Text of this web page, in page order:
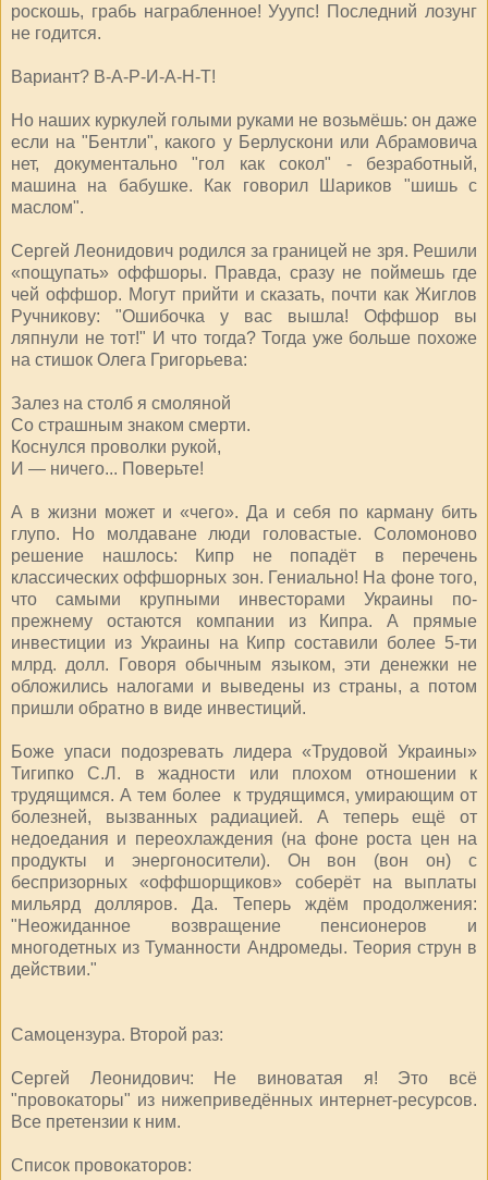
роскошь, грабь награбленное! Ууупс! Последний лозунг
не годится.
Вариант? В-А-Р-И-А-Н-Т!
Но наших куркулей голыми руками не возьмёшь: он даже
если на "Бентли", какого у Берлускони или Абрамовича
нет, документально "гол как сокол" - безработный,
машина на бабушке. Как говорил Шариков "шишь с
маслом".
Сергей Леонидович родился за границей не зря. Решили
«пощупать» оффшоры. Правда, сразу не поймешь где
чей оффшор. Могут прийти и сказать, почти как Жиглов
Ручникову: "Ошибочка у вас вышла! Оффшор вы
ляпнули не тот!" И что тогда? Тогда уже больше похоже
на стишок Олега Григорьева:
Залез на столб я смоляной
Со страшным знаком смерти.
Коснулся проволки рукой,
И — ничего... Поверьте!
А в жизни может и «чего». Да и себя по карману бить
глупо. Но молдаване люди головастые. Соломоново
решение нашлось: Кипр не попадёт в перечень
классических оффшорных зон. Гениально! На фоне того,
что самыми крупными инвесторами Украины по-
прежнему остаются компании из Кипра. А прямые
инвестиции из Украины на Кипр составили более 5-ти
млрд. долл. Говоря обычным языком, эти денежки не
обложились налогами и выведены из страны, а потом
пришли обратно в виде инвестиций.
Боже упаси подозревать лидера «Трудовой Украины»
Тигипко С.Л. в жадности или плохом отношении к
трудящимся. А тем более к трудящимся, умирающим от
болезней, вызванных радиацией. А теперь ещё от
недоедания и переохлаждения (на фоне роста цен на
продукты и энергоносители). Он вон (вон он) с
беспризорных «оффшорщиков» соберёт на выплаты
мильярд долляров. Да. Теперь ждём продолжения:
"Неожиданное возвращение пенсионеров и
многодетных из Туманности Андромеды. Теория струн в
действии."
Самоцензура. Второй раз:
Сергей Леонидович: Не виноватая я! Это всё
"провокаторы" из нижеприведённых интернет-ресурсов.
Все претензии к ним.
Список провокаторов: